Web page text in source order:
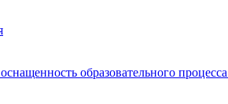
образовательного